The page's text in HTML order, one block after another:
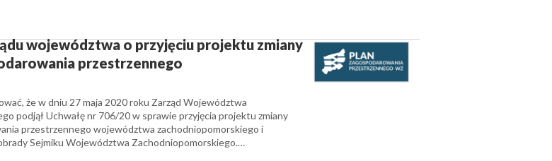
województwa o przyjęciu projektu zmiany
przestrzennego
że w dniu 27 maja 2020 roku Zarząd Województwa
podjął Uchwałę nr 706/20 w sprawie przyjęcia projektu zmiany
przestrzennego województwa zachodniopomorskiego i
Sejmiku Województwa Zachodniopomorskiego.…